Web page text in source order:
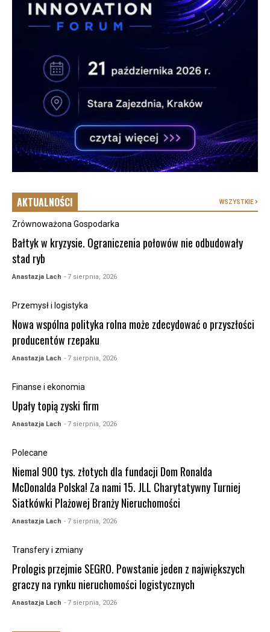
AKTUALNOŚCI WSZYSTKIE
Zrównoważona Gospodarka
Bałtyk w kryzysie. Ograniczenia połowów nie odbudowały
stad ryb
Anastazja Lach - 7 sierpnia, 2026
Przemysł i logistyka
Nowa wspólna polityka rolna może zdecydować o przyszłości
producentów rzepaku
Anastazja Lach - 7 sierpnia, 2026
Finanse i ekonomia
Upały topią zyski firm
Anastazja Lach - 7 sierpnia, 2026
Polecane
Niemal 900 tys. złotych dla fundacji Dom Ronalda
McDonalda Polska! Za nami 15. JLL Charytatywny Turniej
Siatkówki Plażowej Branży Nieruchomości
Anastazja Lach - 7 sierpnia, 2026
Transfery i zmiany
Prologis przejmie SEGRO. Powstanie jeden z największych
graczy na rynku nieruchomości logistycznych
Anastazja Lach - 7 sierpnia, 2026